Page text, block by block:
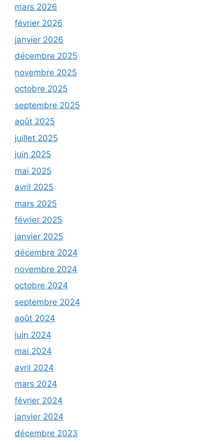
mars 2026
février 2026
janvier 2026
décembre 2025
novembre 2025
octobre 2025
septembre 2025
août 2025
juillet 2025
juin 2025
mai 2025
avril 2025
mars 2025
février 2025
janvier 2025
décembre 2024
novembre 2024
octobre 2024
septembre 2024
août 2024
juin 2024
mai 2024
avril 2024
mars 2024
février 2024
janvier 2024
décembre 2023